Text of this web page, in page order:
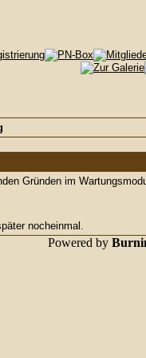
Gründen im
nocheinmal.
Powered by